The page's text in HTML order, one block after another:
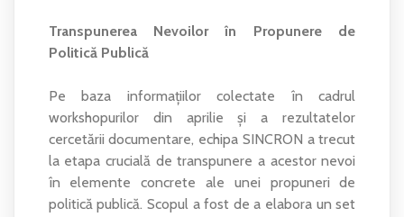
Transpunerea Nevoilor în Propunere de
Politică Publică
Pe baza informațiilor colectate în cadrul
workshopurilor din aprilie și a rezultatelor
cercetării documentare, echipa SINCRON a trecut
la etapa crucială de transpunere a acestor nevoi
în elemente concrete ale unei propuneri de
politică publică. Scopul a fost de a elabora un set